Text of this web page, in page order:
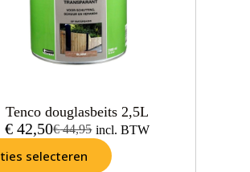
Tenco douglasbeits 2,5L
€44,95
€ 42,50 incl. BTW
selecteren